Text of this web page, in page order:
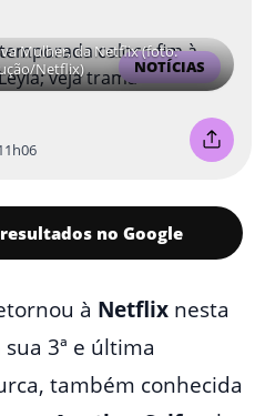
NOTÍCIAS
Mulher, da Netflix (foto:
Netflix)
no Google
à Netflix nesta
3ª e última
também conhecida